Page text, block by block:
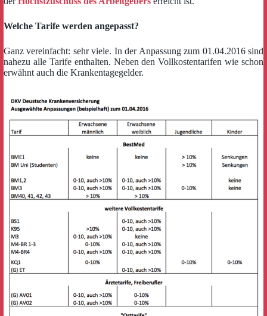
Welche Tarife werden angepasst?
Ganz vereinfacht: sehr viele. In der Anpassung zum 01.04.2016 sind
nahezu alle Tarife enthalten. Neben den Vollkostentarifen wie schon
erwähnt auch die Krankentagegelder.